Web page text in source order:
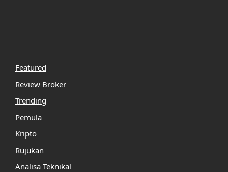
Featured
Review Broker
Trending
Pemula
Kripto
Rujukan
Analisa Teknikal